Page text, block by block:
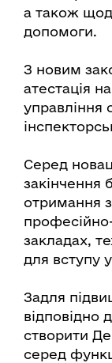
а також
допомоги.
З новим
атестація
управління
Серед
закінчення
отримання
закладах,
для вступу
Задля
відповідно
створити
серед